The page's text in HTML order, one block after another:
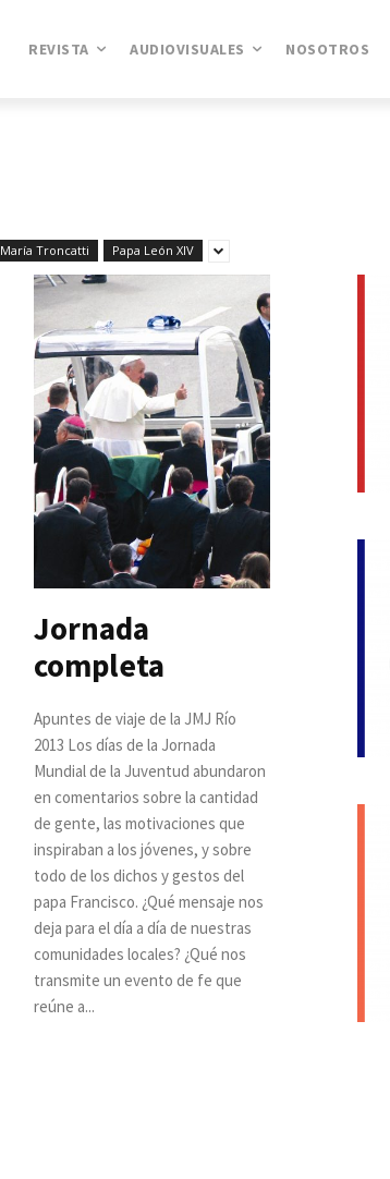
REVISTA AUDIOVISUALES NOSOTROS
María Troncatti Papa León XIV
Jornada
completa
Apuntes de viaje de la JMJ Río
2013 Los días de la Jornada
Mundial de la Juventud abundaron
en comentarios sobre la cantidad
de gente, las motivaciones que
inspiraban a los jóvenes, y sobre
todo de los dichos y gestos del
papa Francisco. ¿Qué mensaje nos
deja para el día a día de nuestras
comunidades locales? ¿Qué nos
transmite un evento de fe que
reúne a...